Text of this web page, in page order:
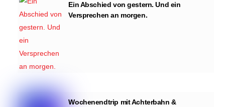
Ein Abschied von gestern. Und ein
Versprechen an morgen.
Wochenendtrip mit Achterbahn &